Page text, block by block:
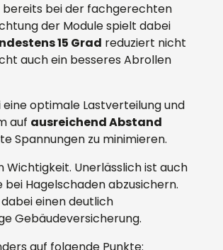
bereits bei der fachgerechten
der Module spielt dabei
15 Grad reduziert nicht
auch ein besseres Abrollen
optimale Lastverteilung und
auf ausreichend Abstand
Spannungen zu minimieren.
Unerlässlich ist auch
Hagelschaden abzusichern.
einen deutlich
Gebäudeversicherung.